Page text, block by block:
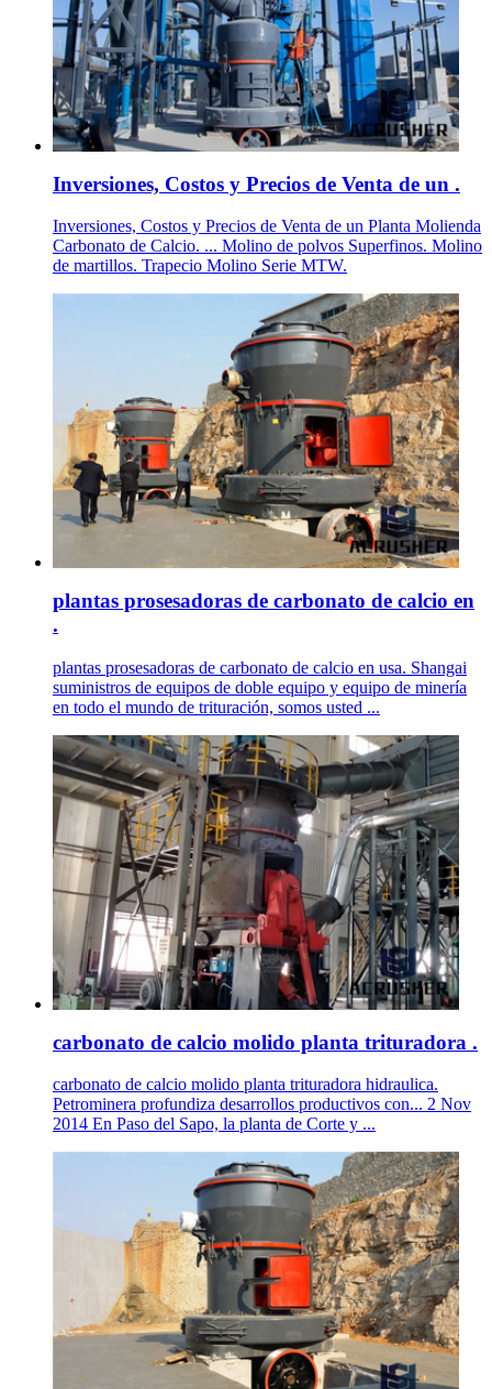
Inversiones, Costos y Precios de Venta de un .
Inversiones, Costos y Precios de Venta de un Planta Molienda
Carbonato de Calcio. ... Molino de polvos Superfinos. Molino
de martillos. Trapecio Molino Serie MTW.
plantas prosesadoras de carbonato de calcio en
.
plantas prosesadoras de carbonato de calcio en usa. Shangai
suministros de equipos de doble equipo y equipo de minería
en todo el mundo de trituración, somos usted ...
carbonato de calcio molido planta trituradora .
carbonato de calcio molido planta trituradora hidraulica.
Petrominera profundiza desarrollos productivos con... 2 Nov
2014 En Paso del Sapo, la planta de Corte y ...